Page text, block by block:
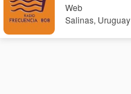
Web
Salinas, Uruguay